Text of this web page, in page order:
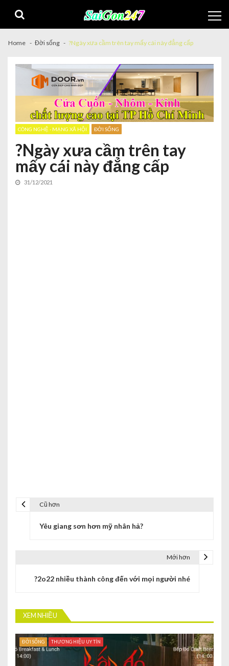
Home Đời sống ?Ngày xưa cầm trên tay mấy cái này đẳng cấp
CÔNG NGHỆ - MẠNG XÃ HỘI ĐỜI SỐNG
?Ngày xưa cầm trên tay
mấy cái này đẳng cấp
31/12/2021
Cũ hơn
Yêu giang sơn hơn mỹ nhân hả?
Mới hơn
?2o22 nhiều thành công đến với mọi người nhé
XEM NHIỀU
ĐỜI SỐNG THƯƠNG HIỆU UY TÍN